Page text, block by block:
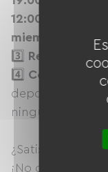
12:00. Se
miembro del
3️⃣ Rellena tus
4️⃣ Confirma tu
deposite la
ninguna
¿Satisfecho con
¡No dudes en